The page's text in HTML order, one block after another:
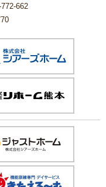
662